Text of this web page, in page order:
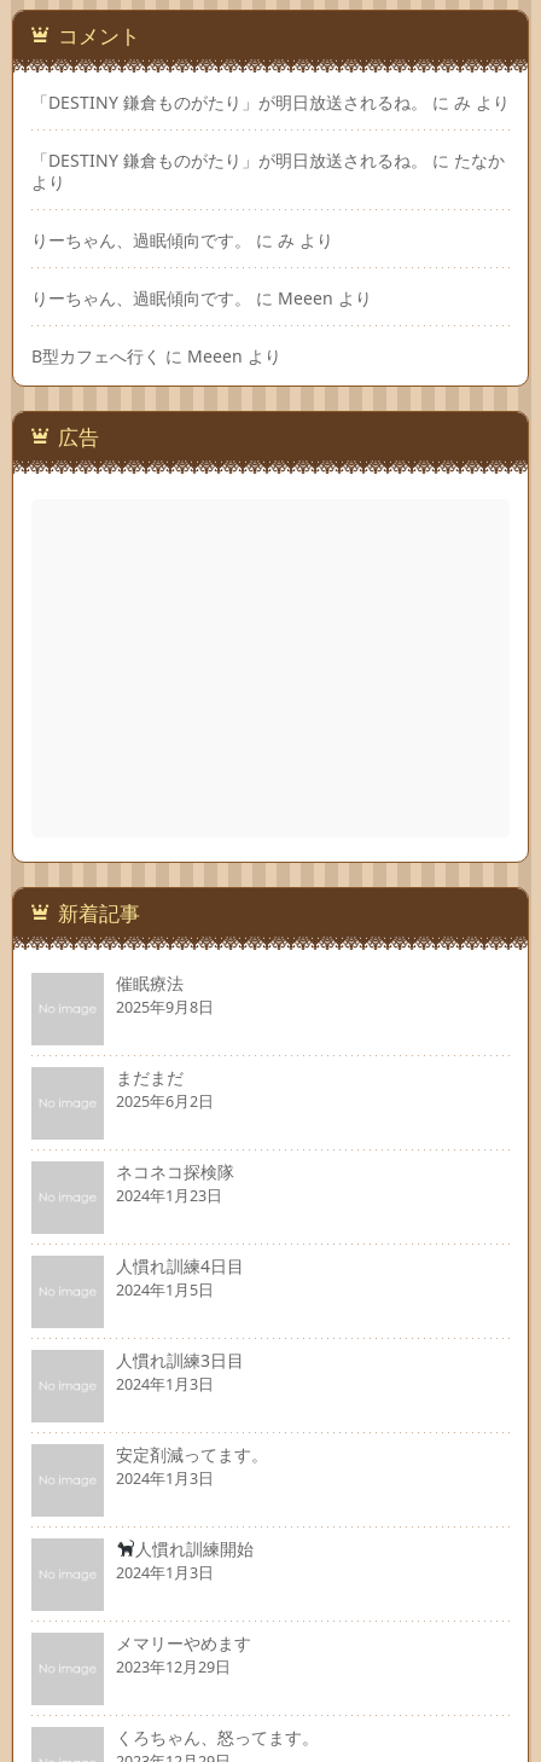
コメント
「DESTINY 鎌倉ものがたり」が明日放送されるね。 に み より
「DESTINY 鎌倉ものがたり」が明日放送されるね。 に たなか
より
りーちゃん、過眠傾向です。 に み より
りーちゃん、過眠傾向です。 に Meeen より
B型カフェへ行く に Meeen より
広告
新着記事
催眠療法
2025年9月8日
まだまだ
2025年6月2日
ネコネコ探検隊
2024年1月23日
人慣れ訓練4日目
2024年1月5日
人慣れ訓練3日目
2024年1月3日
安定剤減ってます。
2024年1月3日
人慣れ訓練開始
2024年1月3日
メマリーやめます
2023年12月29日
くろちゃん、怒ってます。